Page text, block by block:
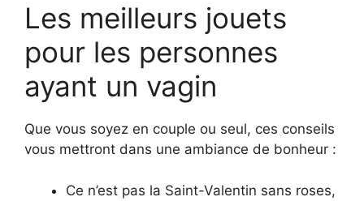
Les meilleurs jouets
pour les personnes
ayant un vagin
Que vous soyez en couple ou seul, ces conseils
vous mettront dans une ambiance de bonheur :
Ce n’est pas la Saint-Valentin sans roses,